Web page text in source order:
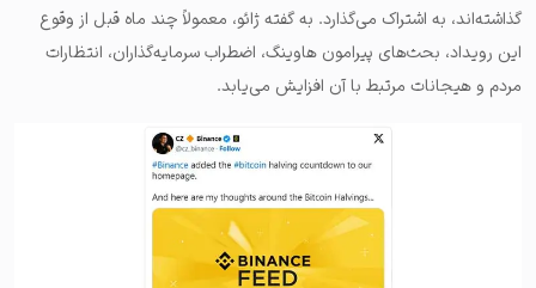
گذاشته‌اند، به اشتراک می‌گذارد. به گفته ژائو، معمولاً چند ماه قبل از وقوع
این رویداد، بحث‌های پیرامون هاوینگ، اضطراب سرمایه‌گذاران، انتظارات
مردم و هیجانات مرتبط با آن افزایش می‌یابد.